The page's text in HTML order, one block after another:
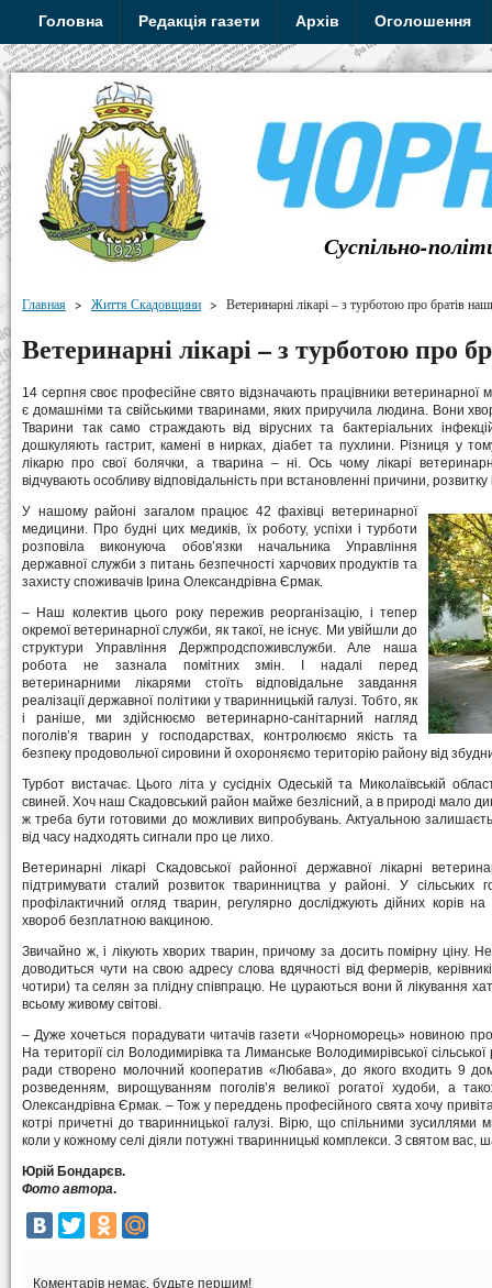
Головна Редакція газети Архів Оголошення
Суспільно-
Главная > Життя Скадовщини > Ветеринарні лікарі – з турботою про братів
Ветеринарні лікарі – з турботою про
14 серпня своє професійне свято відзначають працівники
є домашніми та свійськими тваринами, яких приручила людина. Вони
Тварини так само страждають від вірусних та бактеріальних
дошкуляють гастрит, камені в нирках, діабет та пухлини. Різниця у
лікарю про свої болячки, а тварина – ні. Ось чому лікарі
відчувають особливу відповідальність при встановленні причини, розвитку
У нашому районі загалом працює 42 фахівці ветеринарної
медицини. Про будні цих медиків, їх роботу, успіхи і турботи
розповіла виконуюча обов’язки начальника Управління
державної служби з питань безпечності харчових продуктів та
захисту споживачів Ірина Олександрівна Єрмак.
– Наш колектив цього року пережив реорганізацію, і тепер
окремої ветеринарної служби, як такої, не існує. Ми увійшли до
структури Управління Держпродспоживслужби. Але наша
робота не зазнала помітних змін. І надалі перед
ветеринарними лікарями стоїть відповідальне завдання
реалізації державної політики у тваринницькій галузі. Тобто, як
і раніше, ми здійснюємо ветеринарно-санітарний нагляд
поголів’я тварин у господарствах, контролюємо якість та
безпеку продовольчої сировини й охороняємо територію району від
Турбот вистачає. Цього літа у сусідніх Одеській та Миколаївській
свиней. Хоч наш Скадовський район майже безлісний, а в природі мало
ж треба бути готовими до можливих випробувань. Актуальною
від часу надходять сигнали про це лихо.
Ветеринарні лікарі Скадовської районної державної лікарні
підтримувати сталий розвиток тваринництва у районі. У сільських
профілактичний огляд тварин, регулярно досліджують дійних корів
хвороб безплатною вакциною.
Звичайно ж, і лікують хворих тварин, причому за досить помірну ціну.
доводиться чути на свою адресу слова вдячності від фермерів,
чотири) та селян за плідну співпрацю. Не цураються вони й лікування
всьому живому світові.
– Дуже хочеться порадувати читачів газети «Чорноморець» новиною
На території сіл Володимирівка та Лиманське Володимирівської
ради створено молочний кооператив «Любава», до якого входить 9
розведенням, вирощуванням поголів’я великої рогатої худоби, а
Олександрівна Єрмак. – Тож у переддень професійного свята хочу
котрі причетні до тваринницької галузі. Вірю, що спільними
коли у кожному селі діяли потужні тваринницькі комплекси. З святом вас,
Юрій Бондарєв.
Фото автора.
Коментарів немає, будьте першим!